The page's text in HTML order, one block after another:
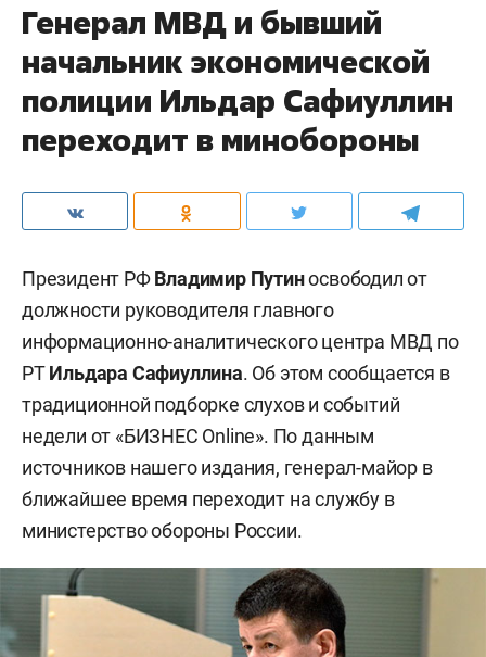
Генерал МВД и бывший
начальник экономической
полиции Ильдар Сафиуллин
переходит в минобороны
Президент РФВладимир Путиносвободил от
должности руководителя главного
информационно-аналитического центра МВД по
РТИльдара Сафиуллина. Об этом сообщается в
традиционной подборке слухов и событий
недели от «БИЗНЕС Online». По данным
источников нашего издания, генерал-майор в
ближайшее время переходит на службу в
министерство обороны России.